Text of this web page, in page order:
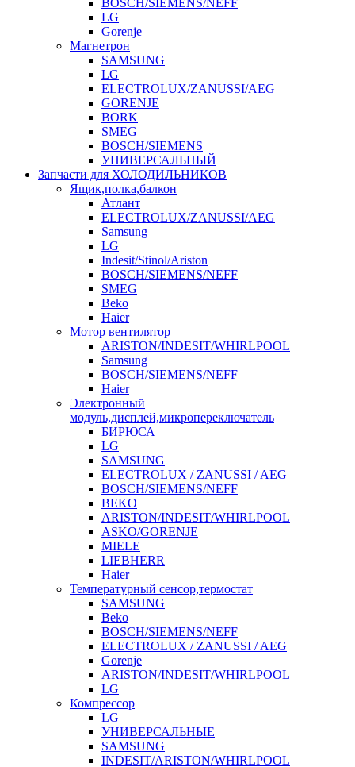
BOSCH/SIEMENS/NEFF
LG
Gorenje
Магнетрон
SAMSUNG
LG
ELECTROLUX/ZANUSSI/AEG
GORENJE
BORK
SMEG
BOSCH/SIEMENS
УНИВЕРСАЛЬНЫЙ
Запчасти для ХОЛОДИЛЬНИКОВ
Ящик,полка,балкон
Атлант
ELECTROLUX/ZANUSSI/AEG
Samsung
LG
Indesit/Stinol/Ariston
BOSCH/SIEMENS/NEFF
SMEG
Beko
Haier
Мотор вентилятор
ARISTON/INDESIT/WHIRLPOOL
Samsung
BOSCH/SIEMENS/NEFF
Haier
Электронный
модуль,дисплей,микропереключатель
БИРЮСА
LG
SAMSUNG
ELECTROLUX / ZANUSSI / AEG
BOSCH/SIEMENS/NEFF
BEKO
ARISTON/INDESIT/WHIRLPOOL
ASKO/GORENJE
MIELE
LIEBHERR
Haier
Температурный сенсор,термостат
SAMSUNG
Beko
BOSCH/SIEMENS/NEFF
ELECTROLUX / ZANUSSI / AEG
Gorenje
ARISTON/INDESIT/WHIRLPOOL
LG
Компрессор
LG
УНИВЕРСАЛЬНЫЕ
SAMSUNG
INDESIT/ARISTON/WHIRLPOOL